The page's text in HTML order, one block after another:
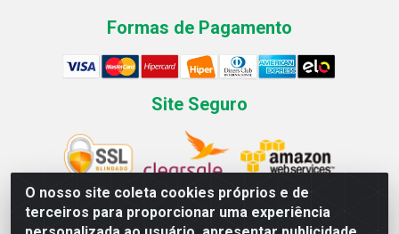
O nosso site coleta cookies próprios e de
terceiros para proporcionar uma experiência
Formas de Pagamento
Site Seguro